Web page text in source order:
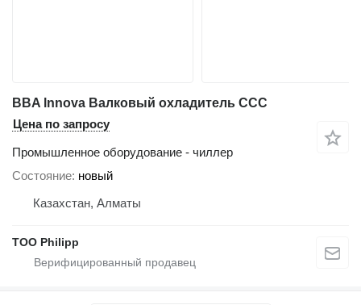
BBA lnnova Валковый охладитель CCC
Цена по запросу
Промышленное оборудование - чиллер
Состояние новый
Казахстан, Алматы
ТОО Philipp